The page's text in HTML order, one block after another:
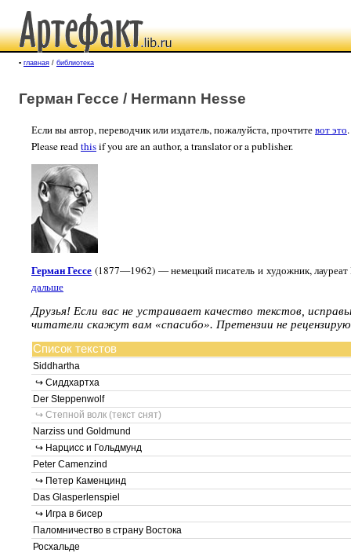
▪ главная / библиотека
Герман Гессе / Hermann Hesse
Если вы автор, переводчик или издатель, пожалуйста, прочтитевот это.
Please readthisif you are an author, a translator or a publisher.
Герман Гессе (1877—1962) — немецкий писатель и художник,
дальше
Друзья! Если вас не устраивает качество текстов,
читатели скажут вам «спасибо». Претензии не
Список текстов
Siddhartha
↪ Сиддхартха
Der Steppenwolf
↪ Степной волк (текст снят)
Narziss und Goldmund
↪ Нарцисс и Гольдмунд
Peter Camenzind
↪ Петер Каменцинд
Das Glasperlenspiel
↪ Игра в бисер
Паломничество в страну Востока
Росхальде